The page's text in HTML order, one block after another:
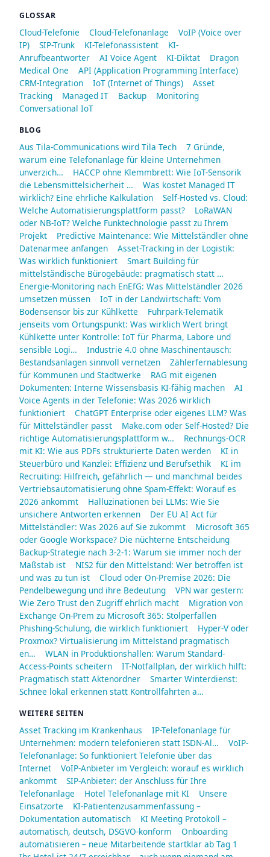
GLOSSAR
Cloud-Telefonie Cloud-Telefonanlage
VoIP (Voice over
IP)
SIP-Trunk KI-Telefonassistent
KI-
Anrufbeantworter
AI Voice Agent KI-Diktat
Dragon
Medical One
API (Application Programming Interface)
CRM-Integration
IoT (Internet of Things)
Asset
Tracking
Managed IT Backup
Monitoring
Conversational IoT
BLOG
Aus Tila-Communications wird Tila Tech
7 Gründe,
warum eine Telefonanlage für kleine Unternehmen
unverzich…
HACCP ohne Klemmbrett: Wie IoT-Sensorik
die Lebensmittelsicherheit …
Was kostet Managed IT
wirklich? Eine ehrliche Kalkulation
Self-Hosted vs. Cloud:
Welche Automatisierungsplattform passt?
LoRaWAN
oder NB-IoT? Welche Funktechnologie passt zu Ihrem
Projekt
Predictive Maintenance: Wie Mittelständler ohne
Datenarmee anfangen
Asset-Tracking in der Logistik:
Was wirklich funktioniert
Smart Building für
mittelständische Bürogebäude: pragmatisch statt …
Energie-Monitoring nach EnEfG: Was Mittelständler 2026
umsetzen müssen
IoT in der Landwirtschaft: Vom
Bodensensor bis zur Kühlkette
Fuhrpark-Telematik
jenseits vom Ortungspunkt: Was wirklich Wert bringt
Kühlkette unter Kontrolle: IoT für Pharma, Labore und
sensible Logi…
Industrie 4.0 ohne Maschinentausch:
Bestandsanlagen sinnvoll vernetzen
Zählerfernablesung
für Kommunen und Stadtwerke
RAG mit eigenen
Dokumenten: Interne Wissensbasis KI-fähig machen
AI
Voice Agents in der Telefonie: Was 2026 wirklich
funktioniert
ChatGPT Enterprise oder eigenes LLM? Was
für Mittelständler passt
Make.com oder Self-Hosted? Die
richtige Automatisierungsplattform w…
Rechnungs-OCR
mit KI: Wie aus PDFs strukturierte Daten werden
KI in
Steuerbüro und Kanzlei: Effizienz und Berufsethik
KI im
Recruiting: Hilfreich, gefährlich — und manchmal beides
Vertriebsautomatisierung ohne Spam-Effekt: Worauf es
2026 ankommt
Halluzinationen bei LLMs: Wie Sie
unsichere Antworten erkennen
Der EU AI Act für
Mittelständler: Was 2026 auf Sie zukommt
Microsoft 365
oder Google Workspace? Die nüchterne Entscheidung
Backup-Strategie nach 3-2-1: Warum sie immer noch der
Maßstab ist
NIS2 für den Mittelstand: Wer betroffen ist
und was zu tun ist
Cloud oder On-Premise 2026: Die
Pendelbewegung und ihre Bedeutung
VPN war gestern:
Wie Zero Trust den Zugriff ehrlich macht
Migration von
Exchange On-Prem zu Microsoft 365: Stolperfallen
Phishing-Schulung, die wirklich funktioniert
Hyper-V oder
Proxmox? Virtualisierung im Mittelstand pragmatisch
en…
WLAN in Produktionshallen: Warum Standard-
Access-Points scheitern
IT-Notfallplan, der wirklich hilft:
Pragmatisch statt Aktenordner
Smarter Winterdienst:
Schnee lokal erkennen statt Kontrollfahrten a…
WEITERE SEITEN
Asset Tracking im Krankenhaus
IP-Telefonanlage für
Unternehmen: modern telefonieren statt ISDN-Al…
VoIP-
Telefonanlage: So funktioniert Telefonie über das
Internet
VoIP-Anbieter im Vergleich: worauf es wirklich
ankommt
SIP-Anbieter: der Anschluss für Ihre
Telefonanlage
Hotel Telefonanlage mit KI
Unsere
Einsatzorte
KI-Patientenzusammenfassung –
Dokumentation automatisch
KI Meeting Protokoll –
automatisch, deutsch, DSGVO-konform
Onboarding
automatisieren – neue Mitarbeitende startklar ab Tag 1